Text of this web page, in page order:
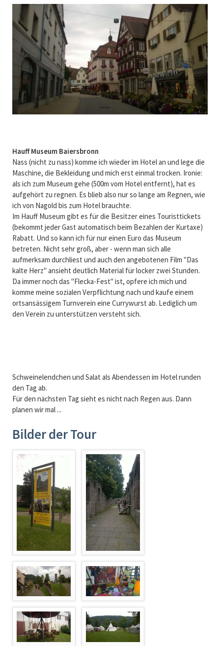
Hauff Museum Baiersbronn
Nass (nicht zu nass) komme ich wieder im Hotel an und lege die
Maschine, die Bekleidung und mich erst einmal trocken. Ironie:
als ich zum Museum gehe (500m vom Hotel entfernt), hat es
aufgehört zu regnen. Es blieb also nur so lange am Regnen, wie
ich von Nagold bis zum Hotel brauchte.
Im Hauff Museum gibt es für die Besitzer eines Touristtickets
(bekommt jeder Gast automatisch beim Bezahlen der Kurtaxe)
Rabatt. Und so kann ich für nur einen Euro das Museum
betreten. Nicht sehr groß, aber - wenn man sich alle
aufmerksam durchliest und auch den angebotenen Film "Das
kalte Herz" ansieht deutlich Material für locker zwei Stunden.
Da immer noch das "Flecka-Fest" ist, opfere ich mich und
komme meine sozialen Verpflichtung nach und kaufe einem
ortsansässigem Turnverein eine Currywurst ab. Lediglich um
den Verein zu unterstützen versteht sich.
Schweinelendchen und Salat als Abendessen im Hotel runden
den Tag ab.
Für den nächsten Tag sieht es nicht nach Regen aus. Dann
planen wir mal ...
Bilder der Tour